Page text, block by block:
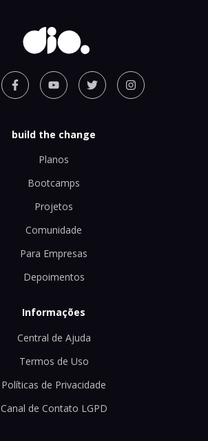
build the change
Planos
Bootcamps
Projetos
Comunidade
Para Empresas
Depoimentos
Informações
Central de Ajuda
Termos de Uso
Políticas de Privacidade
Canal de Contato LGPD